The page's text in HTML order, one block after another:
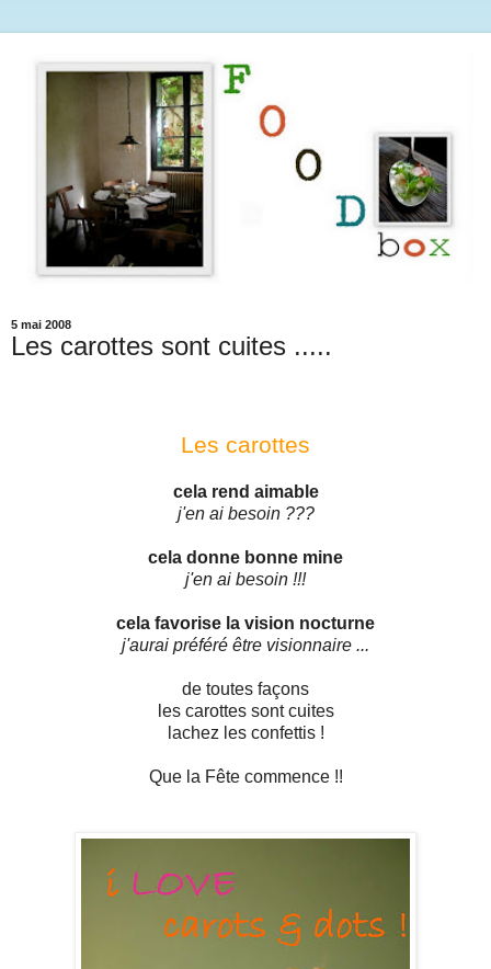
5 mai 2008
Les carottes sont cuites .....
Les carottes
cela rend aimable
j'en ai besoin ???
cela donne bonne mine
j'en ai besoin !!!
cela favorise la vision nocturne
j'aurai préféré être visionnaire ...
de toutes façons
les carottes sont cuites
lachez les confettis !
Que la Fête commence !!